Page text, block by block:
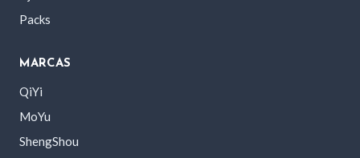
Packs
MARCAS
QiYi
MoYu
ShengShou